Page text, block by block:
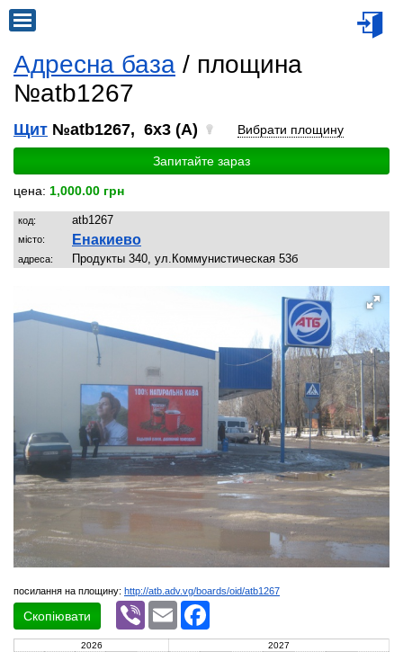
Адресна база / площина
№atb1267
Щит №atb1267, 6x3 (A) Вибрати площину
Запитайте зараз
цена: 1,000.00 грн
код: atb1267
місто: Енакиево
адреса: Продукты 340, ул.Коммунистическая 53б
посилання на площину: http://atb.adv.vg/boards/oid/atb1267
Скопіювати
Viber Email
2026
2027